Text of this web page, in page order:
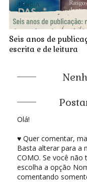
Seis anos de
escrita e de leitura
Olá!
♥ Quer comentar,
Basta alterar para a
COMO. Se você
escolha a opção
comentando